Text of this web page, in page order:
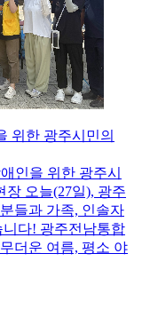
위한 광주시민의
인을 위한 광주시
장 오늘(27일), 광주
들과 가족, 인솔자
다! 광주전남통합
더운 여름, 평소 야